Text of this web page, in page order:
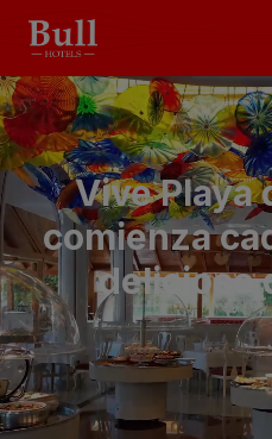
Vive Playa
comienza
delicioso